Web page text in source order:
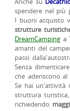
spendere nel più
I buoni acquisto
strutture
DreamCamping a
amanti del
passi
Senza
che aderiscono
Se hai un'attività
struttura
richiedendo